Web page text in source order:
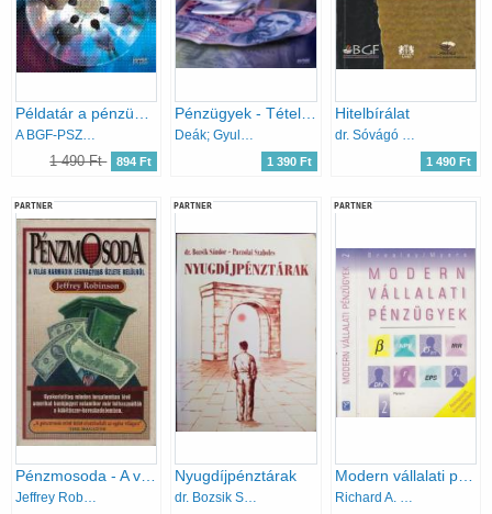
A BGF-PSZF Karának oktatói
1 490 Ft 894 Ft
Deák; Gyulai László; Benkő Tiborné
1 390 Ft
Hitelbírálat
dr. Sóvágó Lajos
1 490 Ft
PARTNER PARTNER
Nyugdíjpénztárak
PARTNER
Modern vállalati pénzügyek 2. (7. új, átdolgozott kiadás)